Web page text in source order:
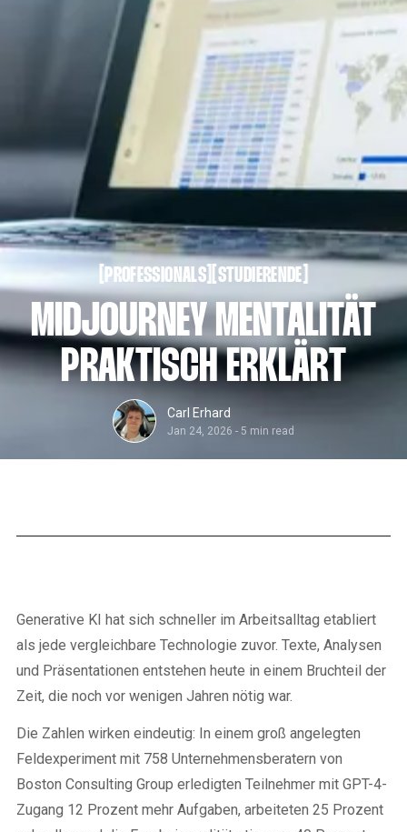
PROFESSIONALS
PROFESSIONALS
STUDIERENDE
STUDIERENDE
MIDJOURNEY MENTALITÄT
PRAKTISCH ERKLÄRT
Carl Erhard
Jan 24, 2026 - 5 min read
Generative KI hat sich schneller im Arbeitsalltag etabliert
als jede vergleichbare Technologie zuvor. Texte, Analysen
und Präsentationen entstehen heute in einem Bruchteil der
Zeit, die noch vor wenigen Jahren nötig war.
Die Zahlen wirken eindeutig: In einem groß angelegten
Feldexperiment mit 758 Unternehmensberatern von
Boston Consulting Group erledigten Teilnehmer mit GPT-4-
Zugang 12 Prozent mehr Aufgaben, arbeiteten 25 Prozent